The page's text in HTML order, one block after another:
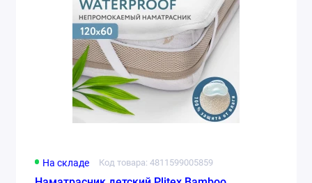
На складе Код товара: 4811599005859